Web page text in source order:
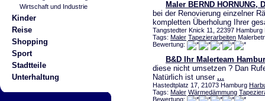
Wirtschaft und Industrie
Kinder
Reise
Shopping
Sport
Stadtteile
Unterhaltung
Maler BERND HORNUNG,
bei der Renovierung einzelner
kompletten Überholung Ihrer
Tangstedter Knick 11, 22397
Tags: Maler Tapezierarbeiten
Bewertung:
B&D Ihr Malerteam
diese nicht umsetzen ? Dan
Natürlich ist unser ...
Hastedtplatz 17, 21073 Hamburg
Tags: Maler Wärmedämmung
Bewertung: